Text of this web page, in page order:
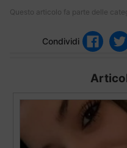
Questo articolo fa parte delle
Condividi